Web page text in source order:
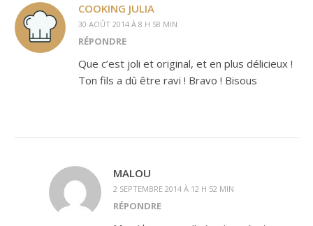
COOKING JULIA
30 AOÛT 2014 À 8 H 58 MIN
RÉPONDRE
Que c’est joli et original, et en plus délicieux !
Ton fils a dû être ravi ! Bravo ! Bisous
MALOU
2 SEPTEMBRE 2014 À 12 H 52 MIN
RÉPONDRE